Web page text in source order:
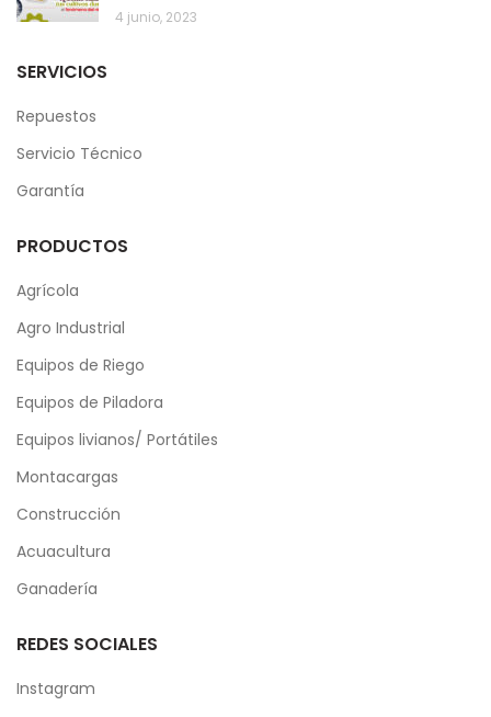
4 junio, 2023
SERVICIOS
Repuestos
Servicio Técnico
Garantía
PRODUCTOS
Agrícola
Agro Industrial
Equipos de Riego
Equipos de Piladora
Equipos livianos/ Portátiles
Montacargas
Construcción
Acuacultura
Ganadería
REDES SOCIALES
Instagram